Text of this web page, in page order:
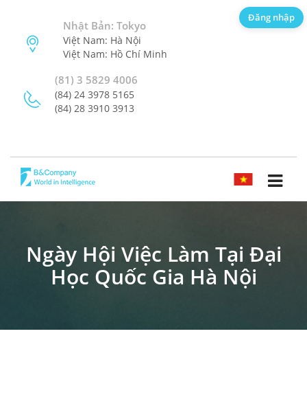
Nhật Bản: Tokyo
Việt Nam: Hà Nội
Việt Nam: Hồ Chí Minh
(81) 3 5829 4006
(84) 24 3978 5165
(84) 28 3910 3913
TIẾNG VIỆT
Ngày Hội Việc Làm Tại Đại
Học Quốc Gia Hà Nội
Đăng nhập